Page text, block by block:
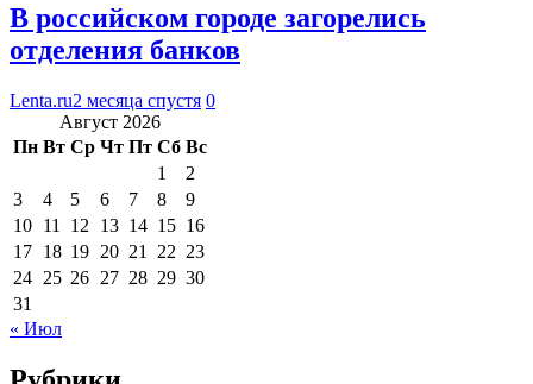
В российском городе загорелись
отделения банков
Lenta.ru2 месяца спустя 0
Август 2026
Пн Вт Ср Чт Пт Сб Вс
1
2
3
4 5 6 7 8
9
10 11 12 13 14 15 16
17 18 19 20 21 22 23
24 25 26 27 28 29 30
31
« Июл